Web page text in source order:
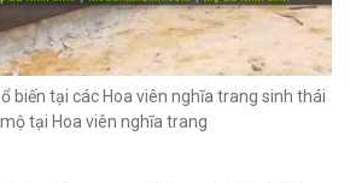
biến tại các Hoa viên nghĩa trang sinh thái
tại Hoa viên nghĩa trang